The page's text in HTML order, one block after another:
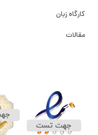
کارگاه زبان
مقالات